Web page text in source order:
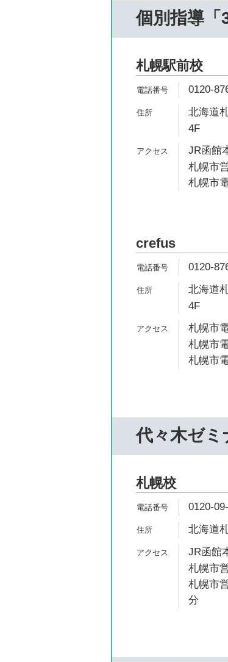
個別指導「
札幌駅前校
0120-
北海道
4F
JR函館
札幌市
札幌市
crefus
0120-
北海道
4F
札幌市
札幌市
札幌市
代々木ゼミ
札幌校
0120-
北海道
JR函館
札幌市
札幌市
分